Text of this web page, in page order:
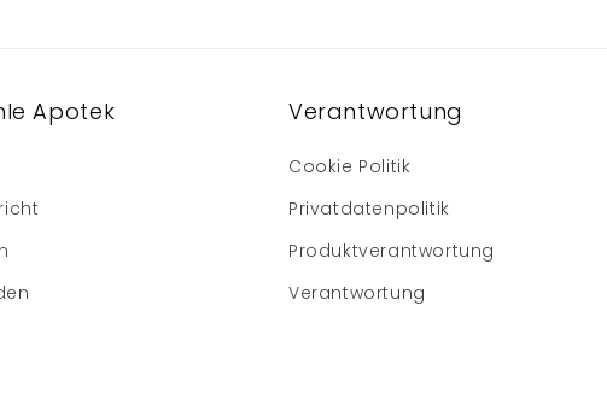
Apotek Verantwortung
Cookie Politik
Privatdatenpolitik
Produktverantwortung
Verantwortung